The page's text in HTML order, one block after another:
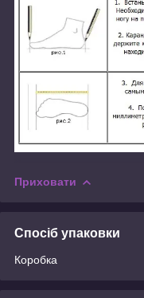
Приховати
Спосіб упаковки
Коробка